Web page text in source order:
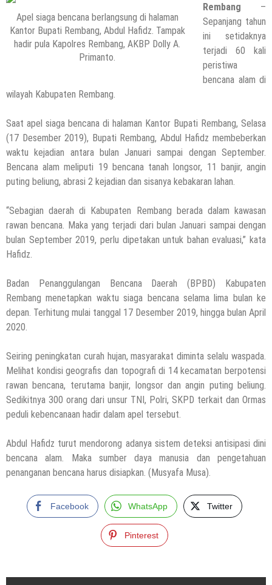
Apel siaga bencana berlangsung di halaman
Kantor Bupati Rembang, Abdul Hafidz. Tampak
hadir pula Kapolres Rembang, AKBP Dolly A.
Primanto.
Rembang –
Sepanjang tahun
ini setidaknya
terjadi 60 kali
peristiwa
bencana alam di
wilayah Kabupaten Rembang.
Saat apel siaga bencana di halaman Kantor Bupati Rembang, Selasa
(17 Desember 2019), Bupati Rembang, Abdul Hafidz membeberkan
waktu kejadian antara bulan Januari sampai dengan September.
Bencana alam meliputi 19 bencana tanah longsor, 11 banjir, angin
puting beliung, abrasi 2 kejadian dan sisanya kebakaran lahan.
“Sebagian daerah di Kabupaten Rembang berada dalam kawasan
rawan bencana. Maka yang terjadi dari bulan Januari sampai dengan
bulan September 2019, perlu dipetakan untuk bahan evaluasi,” kata
Hafidz.
Badan Penanggulangan Bencana Daerah (BPBD) Kabupaten
Rembang menetapkan waktu siaga bencana selama lima bulan ke
depan. Terhitung mulai tanggal 17 Desember 2019, hingga bulan April
2020.
Seiring peningkatan curah hujan, masyarakat diminta selalu waspada.
Melihat kondisi geografis dan topografi di 14 kecamatan berpotensi
rawan bencana, terutama banjir, longsor dan angin puting beliung.
Sedikitnya 300 orang dari unsur TNI, Polri, SKPD terkait dan Ormas
peduli kebencanaan hadir dalam apel tersebut.
Abdul Hafidz turut mendorong adanya sistem deteksi antisipasi dini
bencana alam. Maka sumber daya manusia dan pengetahuan
penanganan bencana harus disiapkan. (Musyafa Musa).
Facebook WhatsApp Twitter
Pinterest